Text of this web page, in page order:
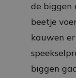
de biggen
beetje
kauwen
biggen